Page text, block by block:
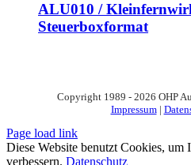
ALU010 /
Steuerboxformat
Copyright 1989 - 2026 OHP
Impressum|
Page load link
Diese Website benutzt Cookies, um
verbessern. Datenschutz